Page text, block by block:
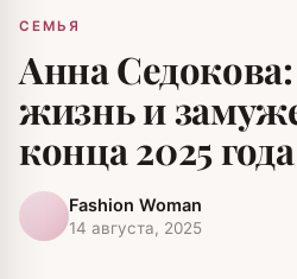
СЕМЬЯ
Анна
жизнь и
конца 2025 года
Fashion Woman
14 августа, 2025